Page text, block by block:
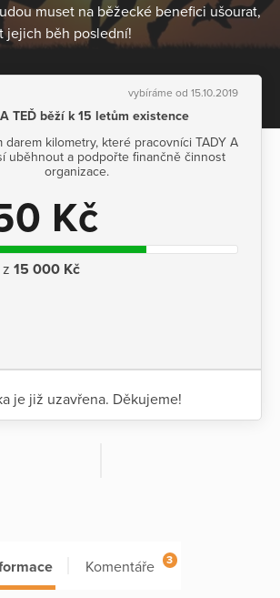
muset na běžecké benefici ušourat,
jejich běh poslední!
vybíráme od 15.10.2019
TEĎ běží k 15 letům existence
darem kilometry, které pracovníci TADY A
uběhnout a podpořte finančně činnost
organizace.
Kč
15 000 Kč
je již uzavřena. Děkujeme!
Komentáře 3